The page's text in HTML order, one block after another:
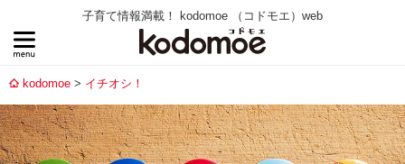
子育て情報満載！ kodomoe （コドモエ）web
kodomoe イチオシ！